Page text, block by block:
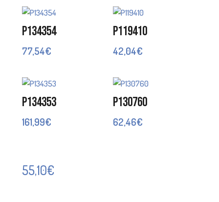
P134354
77,54€
P119410
42,04€
P134353
161,99€
P130760
62,46€
55,10€